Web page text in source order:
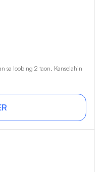
sa loob ng 2 taon. Kanselahin